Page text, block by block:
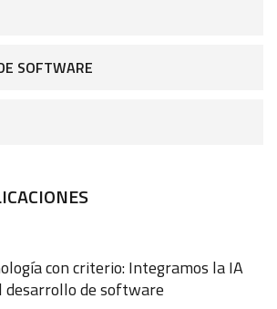
SOFTWARE
con criterio: Integramos la IA
desarrollo de software